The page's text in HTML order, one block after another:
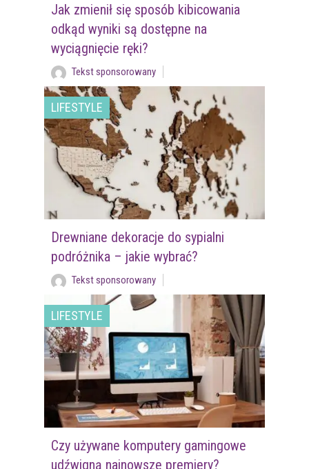
Jak zmienił się sposób kibicowania
odkąd wyniki są dostępne na
wyciągnięcie ręki?
Tekst sponsorowany
LIFESTYLE
Drewniane dekoracje do sypialni
podróżnika – jakie wybrać?
Tekst sponsorowany
LIFESTYLE
Czy używane komputery gamingowe
udźwigną najnowsze premiery?